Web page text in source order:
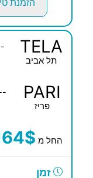
הזמנת
TELA
תל אביב
PARI
פריז
החל מ
זמן